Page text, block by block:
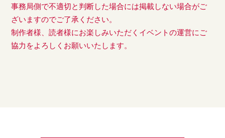
事務局側で不適切と判断した場合には掲載しない場合がご
ざいますのでご了承ください。
制作者様、読者様にお楽しみいただくイベントの運営にご
協力をよろしくお願いいたします。